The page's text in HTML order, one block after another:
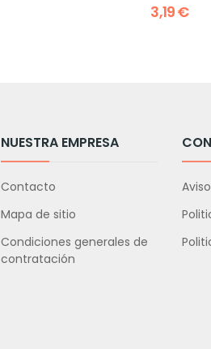
3,19 €
NUESTRA EMPRESA
Contacto
Mapa de sitio
Condiciones generales de
contratación